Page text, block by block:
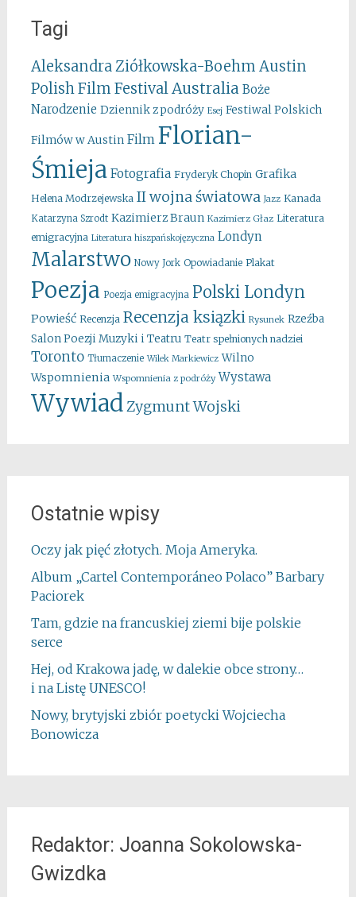
Tagi
Aleksandra Ziółkowska-Boehm Austin
Polish Film FestivalAustralia Boże
Narodzenie Dziennik z podróży Esej Festiwal Polskich
Filmów w Austin Film Florian-
Śmieja Fotografia Fryderyk Chopin Grafika
Helena Modrzejewska II wojna światowa Jazz Kanada
Katarzyna Szrodt Kazimierz Braun Kazimierz Głaz Literatura
emigracyjna Literatura hiszpańskojęzyczna Londyn
Malarstwo Nowy Jork Opowiadanie Plakat
Poezja Poezja emigracyjna Polski Londyn
Powieść Recenzja Recenzja ksiązki Rysunek Rzeźba
Salon Poezji Muzyki i Teatru Teatr spełnionych nadziei
Toronto Tłumaczenie Wilek Markiewicz Wilno
Wspomnienia Wspomnienia z podróży Wystawa
WywiadZygmunt Wojski
Ostatnie wpisy
Oczy jak pięć złotych. Moja Ameryka.
Album „Cartel Contemporáneo Polaco” Barbary
Paciorek
Tam, gdzie na francuskiej ziemi bije polskie
serce
Hej, od Krakowa jadę, w dalekie obce strony…
i na Listę UNESCO!
Nowy, brytyjski zbiór poetycki Wojciecha
Bonowicza
Redaktor: Joanna Sokolowska-
Gwizdka